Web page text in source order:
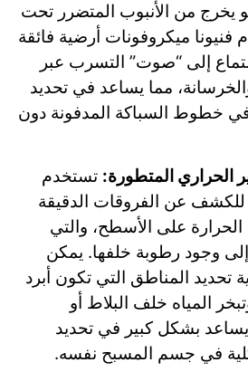
يخرج من الأنبوب المتضرر تحت
ميكروفونات أرضية فائقة
إلى “صوت” التسرب عبر
مما يساعد في تحديد
خطوط السباكة المدفونة دون
الحراري المتطورة: تستخدم
للكشف عن الفروقات الدقيقة
على الأسطح، والتي
وجود رطوبة خلفها. يمكن
تحديد المناطق التي تكون أبرد
المياه خلف البلاط أو
يساعد بشكل كبير في تحديد
في جسم المسبح نفسه.